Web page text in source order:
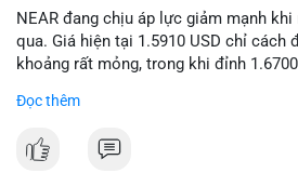
NEAR đang chịu áp lực giảm mạnh khi
qua. Giá hiện tại 1.5910 USD chỉ cách
khoảng rất mỏng, trong khi đỉnh
kiểm soát hoàn toàn. Khối lượng giao
tiếp diễn.
Đọc thêm